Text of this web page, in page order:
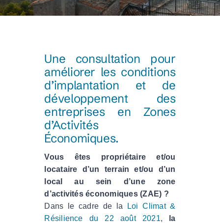
LES MÉDIATHÈQUES
Une consultation pour
améliorer les conditions
d’implantation et de
développement des
entreprises en Zones
d’Activités
Économiques.
Vous êtes propriétaire et/ou
locataire d’un terrain et/ou d’un
local au sein d’une zone
d’activités économiques (ZAE) ?
Dans le cadre de la
Loi Climat &
Résilience du 22 août 2021,
la